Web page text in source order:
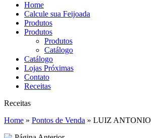
Home
Calcule sua Feijoada
Produtos
Produtos
Produtos
Catálogo
Catálogo
Lojas Próximas
Contato
Receitas
Receitas
Home » Pontos de Venda » LUIZ ANTONIO